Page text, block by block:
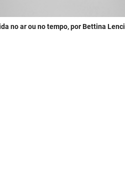
no ar ou no tempo, por Bettina Lenci